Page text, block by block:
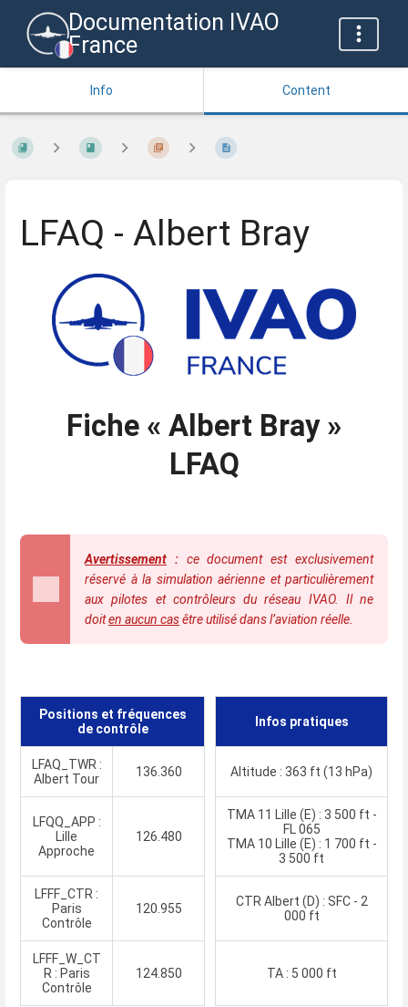
Documentation IVAO
France
Info Content
LFAQ - Albert Bray
Fiche « Albert Bray »
LFAQ
Avertissement :ce document est exclusivement
réservé à la simulation aérienne et particulièrement
aux pilotes et contrôleurs du réseau IVAO. Il ne
doiten aucun casêtre utilisé dans l’aviation réelle.
Positions et fréquences
de contrôle
Infos pratiques
LFAQ_TWR :
Albert Tour
136.360 Altitude : 363 ft (13 hPa)
LFQQ_APP :
Lille
Approche
126.480
TMA 11 Lille (E) : 3 500 ft -
FL 065
TMA 10 Lille (E) : 1 700 ft -
3 500 ft
LFFF_CTR :
Paris
Contrôle
120.955
CTR Albert (D) : SFC - 2
000 ft
LFFF_W_CT
R : Paris
Contrôle
124.850 TA : 5 000 ft